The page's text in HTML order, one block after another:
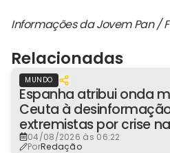
Informações da Jovem Pan /
Relacionadas
MUNDO
Espanha atribui onda
Ceuta à
extremistas por crise
04/08/2026 às 06:22
PorRedação